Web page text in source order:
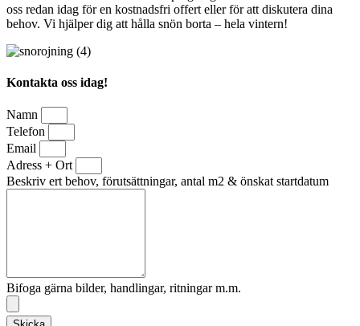
oss redan idag för en kostnadsfri offert eller för att diskutera dina
behov. Vi hjälper dig att hålla snön borta – hela vintern!
Kontakta oss idag!
Namn
Telefon
Email
Adress + Ort
Beskriv ert behov, förutsättningar, antal m2 & önskat startdatum
Bifoga gärna bilder, handlingar, ritningar m.m.